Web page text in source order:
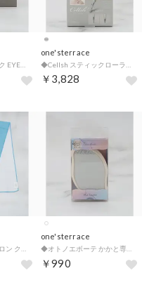
one'sterrace
￥3,828
one'sterrace
￥990